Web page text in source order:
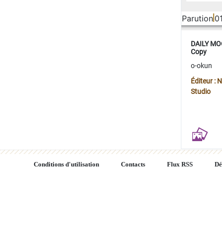
Parution
DAILY
Copy
o-okun
Éditeur :
Studio
Conditions d'utilisation Contacts Flux RSS